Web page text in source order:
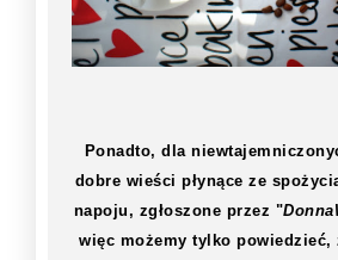
Ponadto, dla
dobre wieści płynące ze
napoju, zgłoszone przez "
więc możemy tylko powiedzieć,